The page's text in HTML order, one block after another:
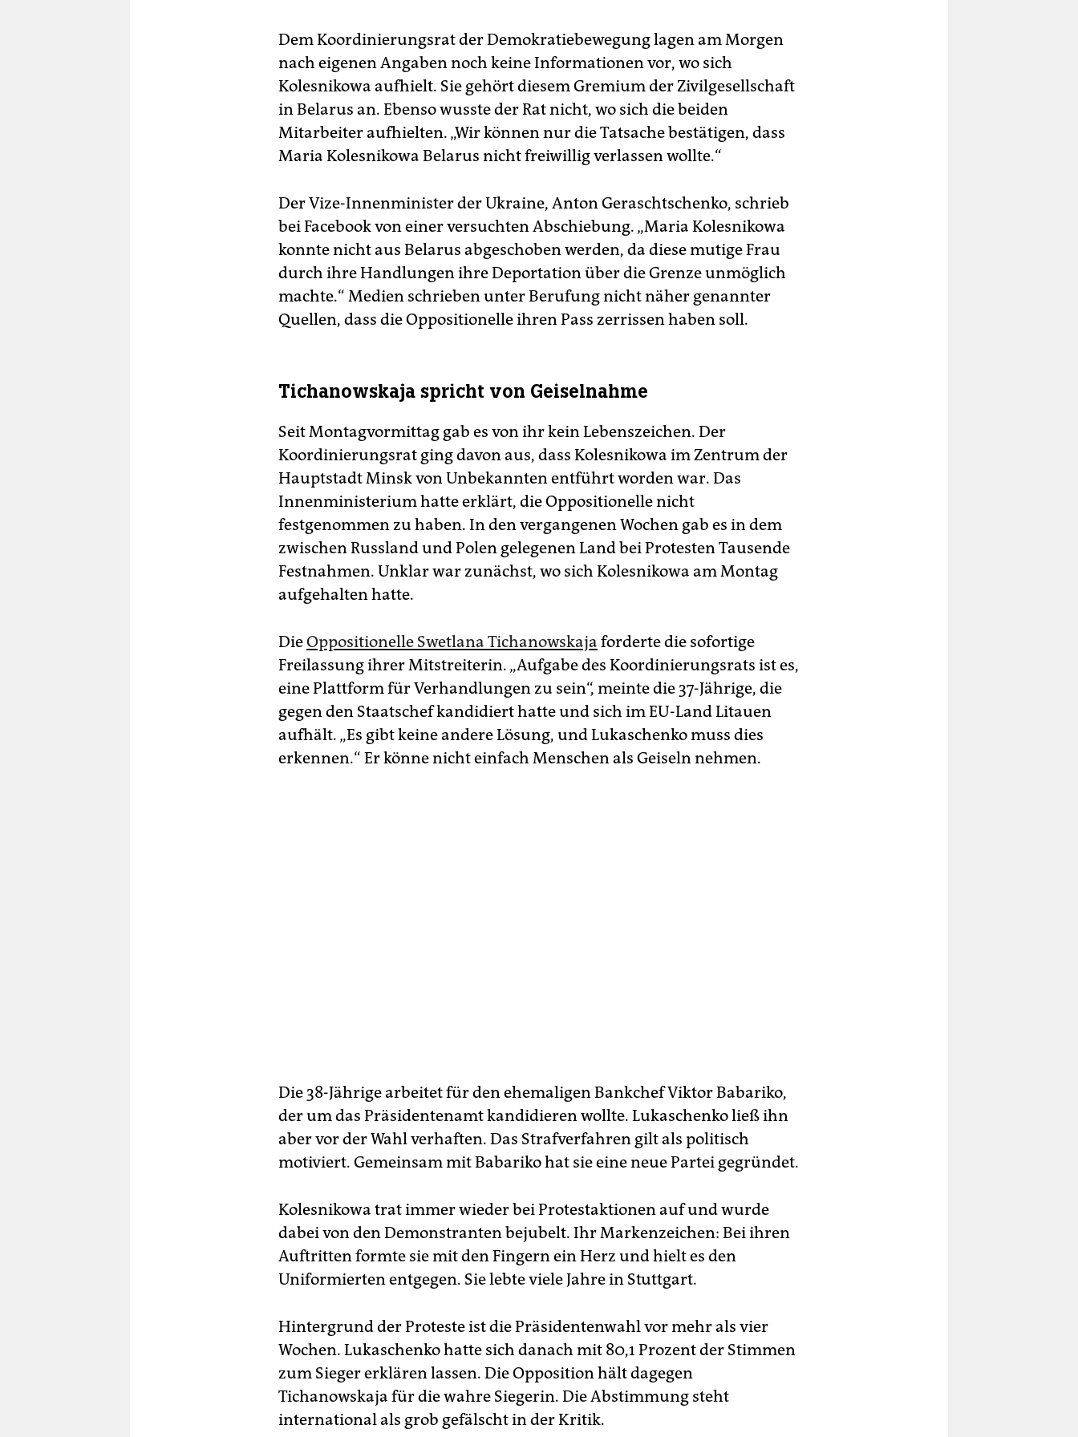
Dem Koordinierungsrat der Demokratiebewegung lagen am Morgen
nach eigenen Angaben noch keine Informationen vor, wo sich
Kolesnikowa aufhielt. Sie gehört diesem Gremium der Zivilgesellschaft
in Belarus an. Ebenso wusste der Rat nicht, wo sich die beiden
Mitarbeiter aufhielten. „Wir können nur die Tatsache bestätigen, dass
Maria Kolesnikowa Belarus nicht freiwillig verlassen wollte.“
Der Vize-Innenminister der Ukraine, Anton Geraschtschenko, schrieb
bei Facebook von einer versuchten Abschiebung. „Maria Kolesnikowa
konnte nicht aus Belarus abgeschoben werden, da diese mutige Frau
durch ihre Handlungen ihre Deportation über die Grenze unmöglich
machte.“ Medien schrieben unter Berufung nicht näher genannter
Quellen, dass die Oppositionelle ihren Pass zerrissen haben soll.
Tichanowskaja spricht von Geiselnahme
Seit Montagvormittag gab es von ihr kein Lebenszeichen. Der
Koordinierungsrat ging davon aus, dass Kolesnikowa im Zentrum der
Hauptstadt Minsk von Unbekannten entführt worden war. Das
Innenministerium hatte erklärt, die Oppositionelle nicht
festgenommen zu haben. In den vergangenen Wochen gab es in dem
zwischen Russland und Polen gelegenen Land bei Protesten Tausende
Festnahmen. Unklar war zunächst, wo sich Kolesnikowa am Montag
aufgehalten hatte.
DieOppositionelle Swetlana Tichanowskaja forderte die sofortige
Freilassung ihrer Mitstreiterin. „Aufgabe des Koordinierungsrats ist es,
eine Plattform für Verhandlungen zu sein“, meinte die 37-Jährige, die
gegen den Staatschef kandidiert hatte und sich im EU-Land Litauen
aufhält. „Es gibt keine andere Lösung, und Lukaschenko muss dies
erkennen.“ Er könne nicht einfach Menschen als Geiseln nehmen.
Die 38-Jährige arbeitet für den ehemaligen Bankchef Viktor Babariko,
der um das Präsidentenamt kandidieren wollte. Lukaschenko ließ ihn
aber vor der Wahl verhaften. Das Strafverfahren gilt als politisch
motiviert. Gemeinsam mit Babariko hat sie eine neue Partei gegründet.
Kolesnikowa trat immer wieder bei Protestaktionen auf und wurde
dabei von den Demonstranten bejubelt. Ihr Markenzeichen: Bei ihren
Auftritten formte sie mit den Fingern ein Herz und hielt es den
Uniformierten entgegen. Sie lebte viele Jahre in Stuttgart.
Hintergrund der Proteste ist die Präsidentenwahl vor mehr als vier
Wochen. Lukaschenko hatte sich danach mit 80,1 Prozent der Stimmen
zum Sieger erklären lassen. Die Opposition hält dagegen
Tichanowskaja für die wahre Siegerin. Die Abstimmung steht
international als grob gefälscht in der Kritik.